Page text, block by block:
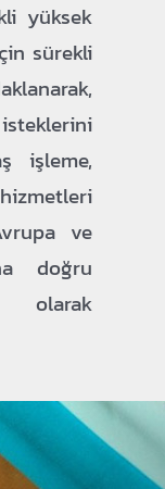
yüksek
sürekli
işleme,
ve
doğru
olarak